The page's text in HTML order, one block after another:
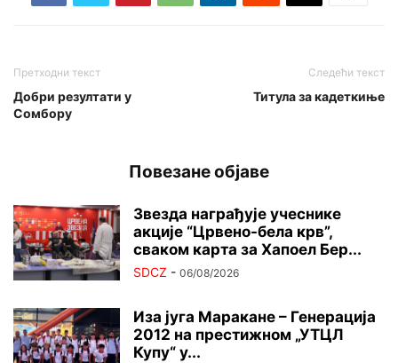
Претходни текст
Добри резултати у
Сомбору
Следећи текст
Титула за кадеткиње
Повезане објаве
Звезда награђује учеснике
акције “Црвено-бела крв”,
сваком карта за Хапоел Бер...
SDCZ - 06/08/2026
Иза југа Маракане – Генерација
2012 на престижном „УТЦЛ
Купу“ у...